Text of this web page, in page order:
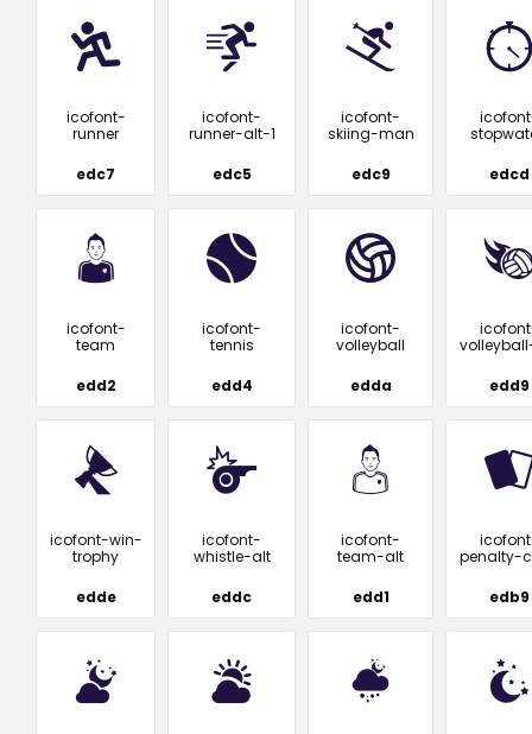
icofont-
runner
edc7
icofont-
runner-alt-1
edc5
icofont-
skiing-man
edc9
edcd
icofont-
team
edd2
icofont-
tennis
edd4
icofont-
volleyball
edda
edd9
icofont-win-
trophy
edde
icofont-
whistle-alt
eddc
icofont-
team-alt
edd1
penalty-
edb9